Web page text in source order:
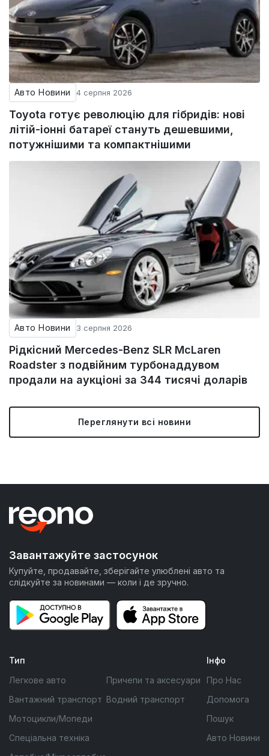
Авто Новини 4 серпня 2026
Toyota готує революцію для гібридів: нові
літій-іонні батареї стануть дешевшими,
потужнішими та компактнішими
Авто Новини 3 серпня 2026
Рідкісний Mercedes-Benz SLR McLaren
Roadster з подвійним турбонаддувом
продали на аукціоні за 344 тисячі доларів
Переглянути всі новини
Завантажуйте застосунок
Купуйте, продавайте, зберігайте улюблені авто та
слідкуйте за новинами — коли і де зручно.
Тип
Легкове авто
Вантажний транспорт
Мотоцикли/Мопеди
Спеціальна техніка
Причепи та аксесуари
Водний транспорт
Інфо
Про Нас
Допомога
Пошук
Авто Новини